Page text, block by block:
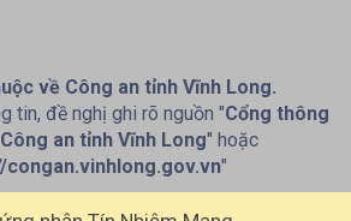
về Công an tỉnh Vĩnh Long.
tin, đề nghị ghi rõ nguồn "Cổng thông
an tỉnh Vĩnh Long" hoặc
congan.vinhlong.gov.vn"